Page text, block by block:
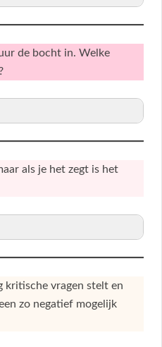
de bocht in. Welke
als je het zegt is het
kritische vragen stelt en
zo negatief mogelijk